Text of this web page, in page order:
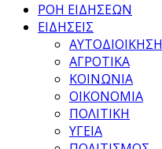
ΡΟΗ ΕΙΔΗΣΕΩΝ
ΕΙΔΗΣΕΙΣ
ΑΥΤΟΔΙΟΙΚΗΣΗ
ΑΓΡΟΤΙΚΑ
ΚΟΙΝΩΝΙΑ
ΟΙΚΟΝΟΜΙΑ
ΠΟΛΙΤΙΚΗ
ΥΓΕΙΑ